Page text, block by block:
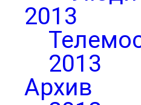
2013
2013
Архив